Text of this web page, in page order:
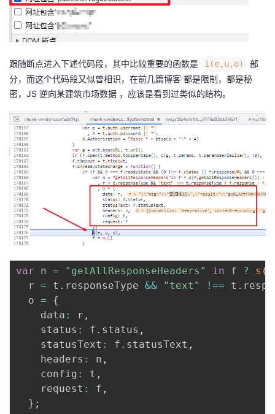
跟随断点进入下述代码段，其中比较重要的函数是 i(e,u,o)
部
分，而这个代码段又似曾相识，在前几篇博客 都是限制，都是秘
密，JS 逆向某建筑市场数据 ，应该是看到过类似的结构。
var n = "getAllResponseHeaders" in f ? s (
  r
= t . responseType && "text" !== t .
  o
=
{
    data
: r ,
    status
: f . status ,
    statusText
: f . statusText ,
    headers
: n ,
    config
: t ,
    request
: f ,
} ;